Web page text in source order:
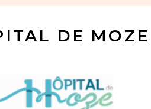
DE MOZE